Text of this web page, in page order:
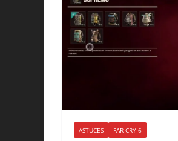
ASTUCES FAR CRY 6